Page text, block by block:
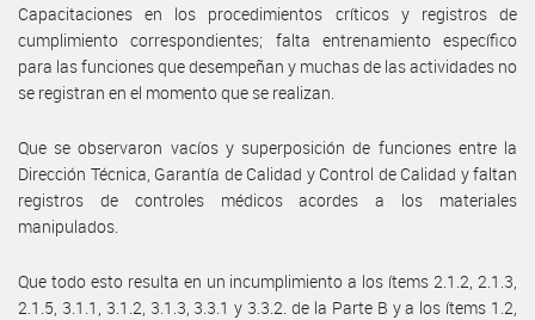
Capacitaciones en los procedimientos críticos y registros de
cumplimiento correspondientes; falta entrenamiento específico
para las funciones que desempeñan y muchas de las actividades no
se registran en el momento que se realizan.
Que se observaron vacíos y superposición de funciones entre la
Dirección Técnica, Garantía de Calidad y Control de Calidad y faltan
registros de controles médicos acordes a los materiales
manipulados.
Que todo esto resulta en un incumplimiento a los ítems 2.1.2, 2.1.3,
2.1.5, 3.1.1, 3.1.2, 3.1.3, 3.3.1 y 3.3.2. de la Parte B y a los ítems 1.2,